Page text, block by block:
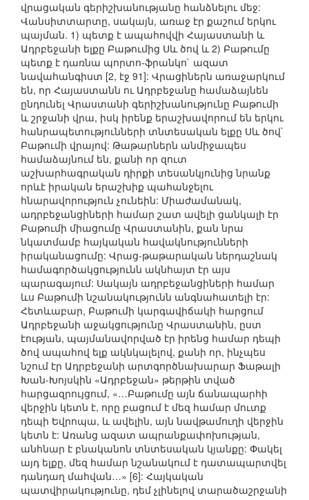
վրացական գերիշխանությանը հանձնելու մեջ:
Վանսիտտարտը, սակայն, առաջ էր քաշում երկու
պայման. 1) պետք է ապահովվի Հայաստանի և
Ադրբեջանի ելքը Բաթումից Սև ծով և 2) Բաթումը
պետք է դառնա պորտո-ֆրանկո` ազատ
նավահանգիստ [2, էջ 91]: Վրացիներն առաջարկում
են, որ Հայաստանն ու Ադրբեջանը համաձայնեն
ընդունել Վրաստանի գերիշխանությունը Բաթումի
և շրջանի վրա, իսկ իրենք երաշխավորում են երկու
հանրապետությունների տնտեսական ելքը Սև ծով`
Բաթումի վրայով: Թաթարներն անմիջապես
համաձայնում են, քանի որ զուտ
աշխարհագրական դիրքի տեսանկյունից նրանք
որևէ իրական երաշխիք պահանջելու
հնարավորություն չունեին: Միաժամանակ,
ադրբեջանցիների համար շատ ավելի ցանկալի էր
Բաթումի միացումը Վրաստանին, քան նրա
նկատմամբ հայկական հավակնությունների
իրականացումը: Վրաց-թաթարական ներդաշնակ
համագործակցությունն ակնհայտ էր այս
պարագայում: Սակայն ադրբեջանցիների համար
ևս Բաթումի նշանակությունն անգնահատելի էր:
Հետևաբար, Բաթումի կարգավիճակի հարցում
Ադրբեջանի աջակցությունը Վրաստանին, ըստ
էության, պայմանավորված էր իրենց համար դեպի
ծով ապահով ելք ակնկալելով, քանի որ, ինչպես
նշում էր Ադրբեջանի արտգործնախարար Ֆաթալի
Խան-Խոյսկին «Ադրբեջան» թերթին տված
հարցազրույցում, «…Բաթումը այն ճանապարհի
վերջին կետն է, որը բացում է մեզ համար մուտք
դեպի Եվրոպա, և ավելին, այն նավթամուղի վերջին
կետն է: Առանց ազատ ապրանքափոխության,
անհնար է բնականոն տնտեսական կյանքը: Փակել
այդ ելքը, մեզ համար նշանակում է դատապարտվել
դանդաղ մահվան…» [6]: Հայկական
պատվիրակությունը, դեմ չլինելով տարածաշրջանի